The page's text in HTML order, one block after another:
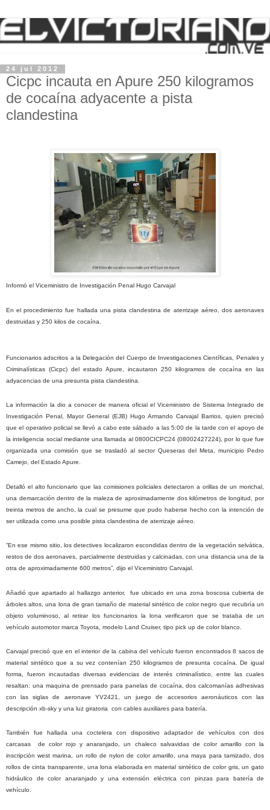
24 jul 2012
Cicpc incauta en Apure 250 kilogramos
de cocaína adyacente a pista
clandestina
Informó el Viceministro de Investigación Penal Hugo Carvajal
En el procedimiento fue hallada una pista clandestina de aterrizaje aéreo, dos aeronaves
destruidas y 250 kilos de cocaína.
Funcionarios adscritos a la Delegación del Cuerpo de Investigaciones Científicas, Penales y
Criminalísticas (Cicpc) del estado Apure, incautaron 250 kilogramos de cocaína en las
adyacencias de una presunta pista clandestina.
La información la dio a conocer de manera oficial el Viceministro de Sistema Integrado de
Investigación Penal, Mayor General (EJB) Hugo Armando Carvajal Barrios, quien precisó
que el operativo policial se llevó a cabo este sábado a las 5:00 de la tarde con el apoyo de
la inteligencia social mediante una llamada al 0800CICPC24 (08002427224), por lo que fue
organizada una comisión que se trasladó al sector Queseras del Meta, municipio Pedro
Camejo, del Estado Apure.
Detalló el alto funcionario que las comisiones policiales detectaron a orillas de un morichal,
una demarcación dentro de la maleza de aproximadamente dos kilómetros de longitud, por
treinta metros de ancho, la cual se presume que pudo haberse hecho con la intención de
ser utilizada como una posible pista clandestina de aterrizaje aéreo.
“En ese mismo sitio, los detectives localizaron escondidas dentro de la vegetación selvática,
restos de dos aeronaves, parcialmente destruidas y calcinadas, con una distancia una de la
otra de aproximadamente 600 metros”, dijo el Viceministro Carvajal.
Añadió que apartado al hallazgo anterior, fue ubicado en una zona boscosa cubierta de
árboles altos, una lona de gran tamaño de material sintético de color negro que recubría un
objeto voluminoso, al retirar los funcionarios la lona verificaron que se trataba de un
vehículo automotor marca Toyota, modelo Land Cruiser, tipo pick up de color blanco.
Carvajal precisó que en el interior de la cabina del vehículo fueron encontrados 8 sacos de
material sintético que a su vez contenían 250 kilogramos de presunta cocaína. De igual
forma, fueron incautadas diversas evidencias de interés criminalístico, entre las cuales
resaltan: una maquina de prensado para panelas de cocaína, dos calcomanías adhesivas
con las siglas de aeronave YV2421, un juego de accesorios aeronáuticos con las
descripción xb-sky y una luz giratoria con cables auxiliares para batería.
También fue hallada una coctelera con dispositivo adaptador de vehículos con dos
carcasas de color rojo y anaranjado, un chaleco salvavidas de color amarillo con la
inscripción west marina, un rollo de nylon de color amarillo, una maya para tamizado, dos
rollos de cinta transparente, una lona elaborada en material sintético de color gris, un gato
hidráulico de color anaranjado y una extensión eléctrica con pinzas para batería de
vehículo.